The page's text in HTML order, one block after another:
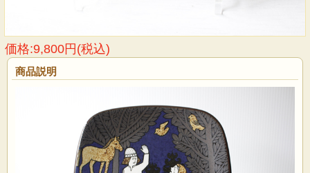
価格:9,800円(税込)
商品説明